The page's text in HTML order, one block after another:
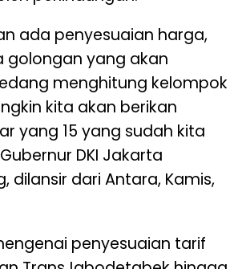
ada penyesuaian harga,
golongan yang akan
menghitung kelompok
kita akan berikan
yang 15 yang sudah kita
DKI Jakarta
dilansir dari Antara, Kamis,
penyesuaian tarif